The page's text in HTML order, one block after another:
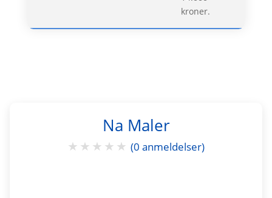
kroner.
Na Maler
★ ★ ★ ★ ★ (0 anmeldelser)